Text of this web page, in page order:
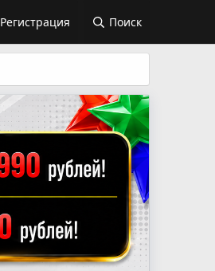
Регистрация Поиск